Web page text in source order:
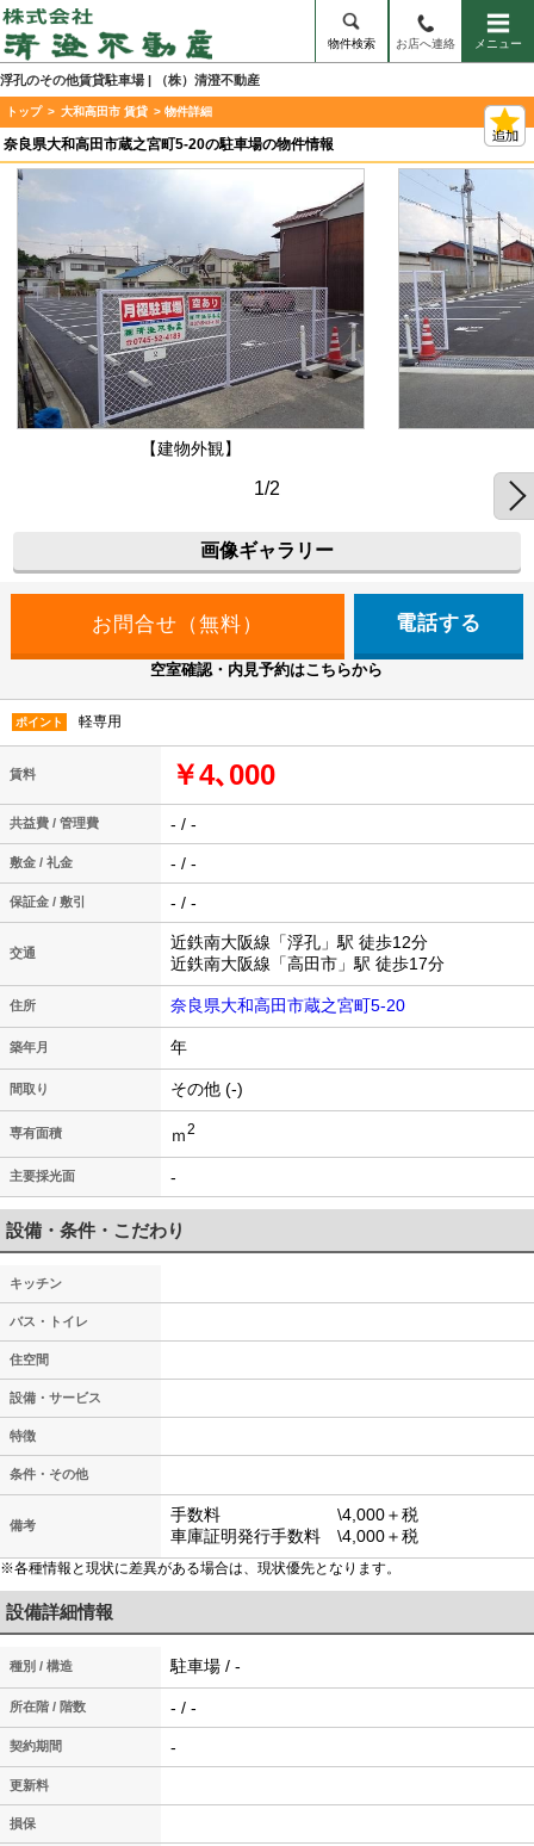
物件検索 お店へ連絡 メニュー
浮孔のその他賃貸駐車場 | （株）清澄不動産
トップ > 大和高田市 賃貸 > 物件詳細
奈良県大和高田市蔵之宮町5-20の駐車場の物件情報
【建物外観】
1/2
画像ギャラリー
電話する
空室確認・内見予約はこちらから
ポイント 軽専用
賃料 ￥4､000
共益費 / 管理費 - / -
敷金 / 礼金 - / -
保証金 / 敷引 - / -
交通
近鉄南大阪線「浮孔」駅 徒歩12分
近鉄南大阪線「高田市」駅 徒歩17分
住所 奈良県大和高田市蔵之宮町5-20
築年月 年
間取り その他 (-)
専有面積 ｍ2
主要採光面 -
設備・条件・こだわり
キッチン
バス・トイレ
住空間
設備・サービス
特徴
条件・その他
備考
手数料 \4,000＋税
車庫証明発行手数料 \4,000＋税
※各種情報と現状に差異がある場合は、現状優先となります。
設備詳細情報
種別 / 構造 駐車場 / -
所在階 / 階数 - / -
契約期間 -
更新料
損保